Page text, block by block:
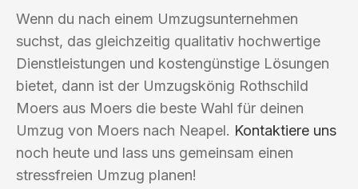
Wenn du nach einem Umzugsunternehmen
suchst, das gleichzeitig qualitativ hochwertige
Dienstleistungen und kostengünstige Lösungen
bietet, dann ist der Umzugskönig Rothschild
Moers aus Moers die beste Wahl für deinen
Umzug von Moers nach Neapel. Kontaktiere uns
noch heute und lass uns gemeinsam einen
stressfreien Umzug planen!